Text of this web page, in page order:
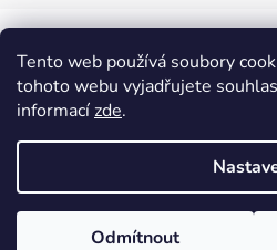
Tento web používá soubory
tohoto webu vyjadřujete
informacízde.
Odmítnout
Vytvořil